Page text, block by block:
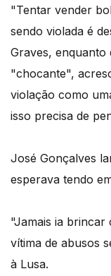
"Tentar vender
sendo violada é
Graves, enquanto
"chocante",
violação como
isso precisa de
José Gonçalves
esperava tendo
"Jamais ia
vítima de abusos
à Lusa.